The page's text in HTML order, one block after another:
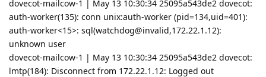
dovecot-mailcow-1 | May 13 10:30:34 25095a543de2 dovecot:
auth-worker(135): conn unix:auth-worker (pid=134,uid=401):
auth-worker<15>: sql(watchdog@invalid,172.22.1.12):
unknown user
dovecot-mailcow-1 | May 13 10:30:34 25095a543de2 dovecot:
lmtp(184): Disconnect from 172.22.1.12: Logged out